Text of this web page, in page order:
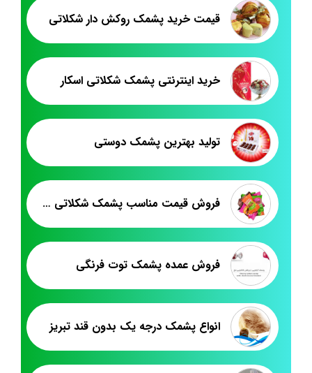
قیمت خرید پشمک روکش دار شکلاتی
خرید اینترنتی پشمک شکلاتی اسکار
تولید بهترین پشمک دوستی
فروش قیمت مناسب پشمک شکلاتی لقمه پت ۵۰۰ گرم
فروش عمده پشمک توت فرنگی
انواع پشمک درجه یک بدون قند تبریز